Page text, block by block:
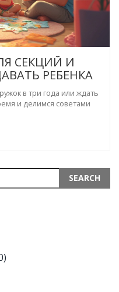
СЕКЦИЙ И
РЕБЕНКА
в три года или ждать
и делимся советами